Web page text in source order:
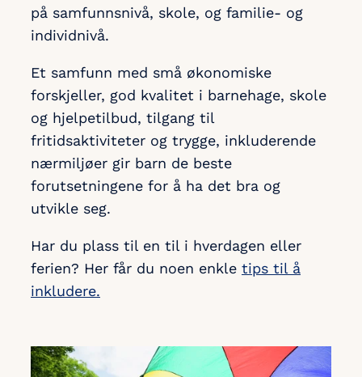
på samfunnsnivå, skole, og familie- og
individnivå.
Et samfunn med små økonomiske
forskjeller, god kvalitet i barnehage, skole
og hjelpetilbud, tilgang til
fritidsaktiviteter og trygge, inkluderende
nærmiljøer gir barn de beste
forutsetningene for å ha det bra og
utvikle seg.
Har du plass til en til i hverdagen eller
ferien? Her får du noen enkle tips til å
inkludere.